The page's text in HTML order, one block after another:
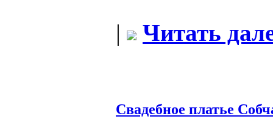
| Читать
Свадебное платье